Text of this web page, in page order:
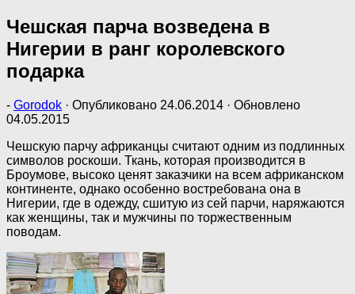
Чешская парча возведена в
Нигерии в ранг королевского
подарка
- Gorodok · Опубликовано 24.06.2014 · Обновлено
04.05.2015
Чешскую парчу африканцы считают одним из подлинных
символов роскоши. Ткань, которая производится в
Броумове, высоко ценят заказчики на всем африканском
континенте, однако особенно востребована она в
Нигерии, где в одежду, сшитую из сей парчи, наряжаются
как женщины, так и мужчины по торжественным
поводам.